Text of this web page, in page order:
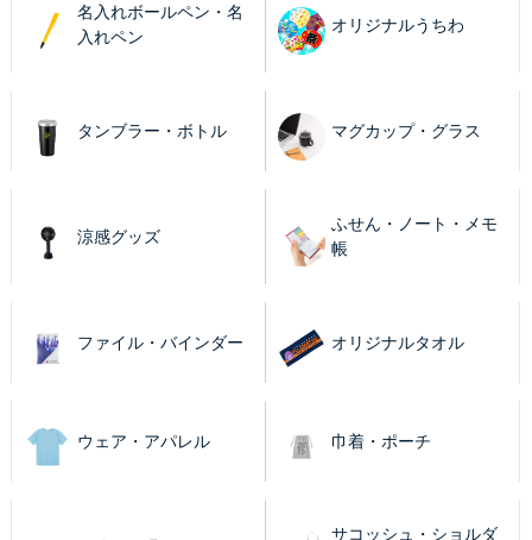
名入れボールペン・名
入れペン
オリジナルうちわ
タンブラー・ボトル マグカップ・グラス
涼感グッズ
ふせん・ノート・メモ
帳
ファイル・バインダー オリジナルタオル
ウェア・アパレル 巾着・ポーチ
サコッシュ・ショルダ